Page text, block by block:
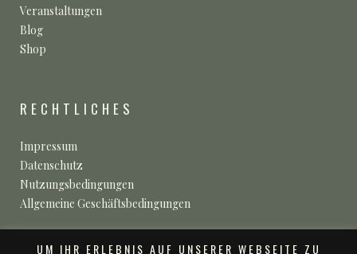
Veranstaltungen
Blog
Shop
RECHTLICHES
Impressum
Datenschutz
Nutzungsbedingungen
Allgemeine Geschäftsbedingungen
UM IHR ERLEBNIS AUF UNSERER WEBSEITE ZU